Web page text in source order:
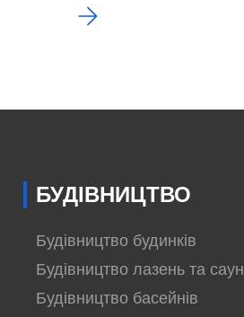
БУДІВНИЦТВО
Будівництво будинків
Будівництво лазень та саун
Будівництво басейнів